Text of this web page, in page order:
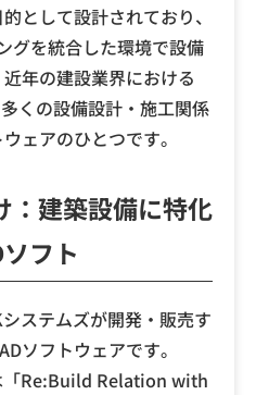
として設計されており、
グを統合した環境で設備
年の建設業界における
くの設備設計・施工関係
ェアのひとつです。
：建築設備に特化
フト
ステムズが開発・販売す
ソフトウェアです。
「Re:Build Relation with